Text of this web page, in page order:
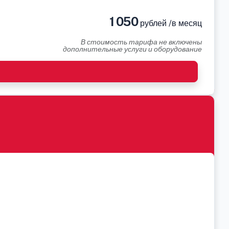
1 050рублей /в месяц
В стоимость тарифа не включены
дополнительные услуги и оборудование